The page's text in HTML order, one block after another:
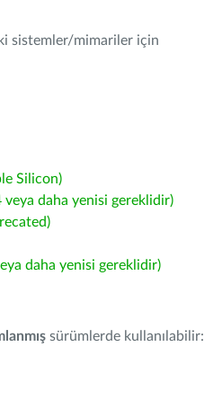
sistemler/mimariler için
Silicon)
veya daha yenisi gereklidir)
daha yenisi gereklidir)
sürümlerde kullanılabilir: